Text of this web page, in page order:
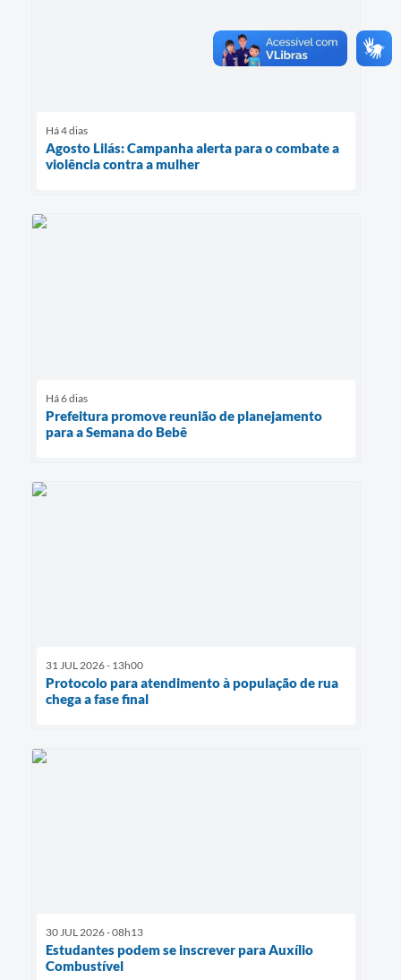
Há 4 dias
Agosto Lilás: Campanha alerta para o combate a
violência contra a mulher
Há 6 dias
Prefeitura promove reunião de planejamento
para a Semana do Bebê
31 JUL 2026 - 13h00
Protocolo para atendimento à população de rua
chega a fase final
30 JUL 2026 - 08h13
Estudantes podem se inscrever para Auxílio
Combustível